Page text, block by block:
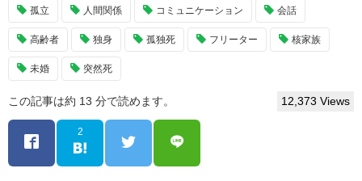
孤立 人間関係 コミュニケーション 会話
高齢者 独身 孤独死 フリーター 核家族
未婚 突然死
この記事は約 13 分で読めます。 12,373 Views
2